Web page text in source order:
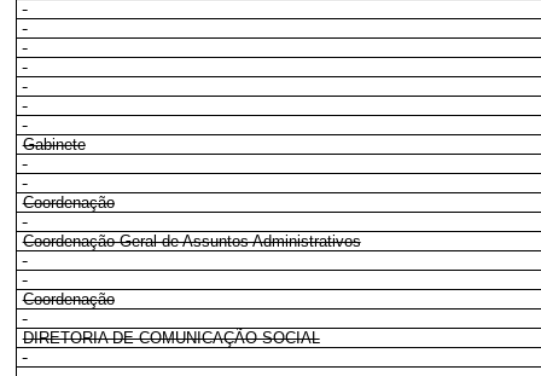
Gabinete
Coordenação
Coordenação-Geral de Assuntos Administrativos
Coordenação
DIRETORIA DE COMUNICAÇÃO SOCIAL